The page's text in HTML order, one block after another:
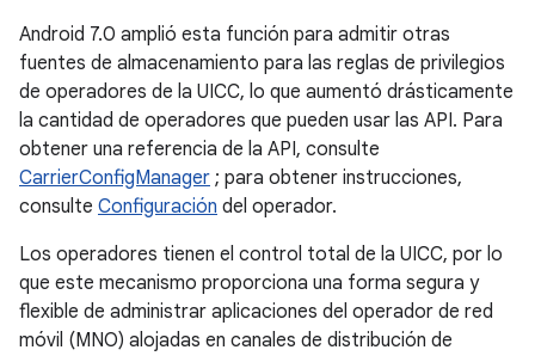
Android 7.0 amplió esta función para admitir otras
fuentes de almacenamiento para las reglas de privilegios
de operadores de la UICC, lo que aumentó drásticamente
la cantidad de operadores que pueden usar las API. Para
obtener una referencia de la API, consulte
CarrierConfigManager ; para obtener instrucciones,
consulte Configuración del operador.
Los operadores tienen el control total de la UICC, por lo
que este mecanismo proporciona una forma segura y
flexible de administrar aplicaciones del operador de red
móvil (MNO) alojadas en canales de distribución de